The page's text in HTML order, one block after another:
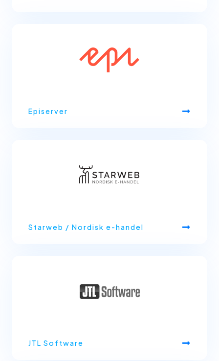
Episerver
Starweb / Nordisk e-handel
JTL Software